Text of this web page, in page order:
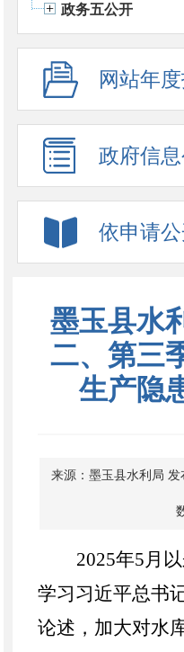
政务五公开
网站年
政府信
依申请
墨玉县水
二、第三
生产隐
来源：墨玉县水利局 发
2025年5 月
学习习近平总书
论述，加大对水